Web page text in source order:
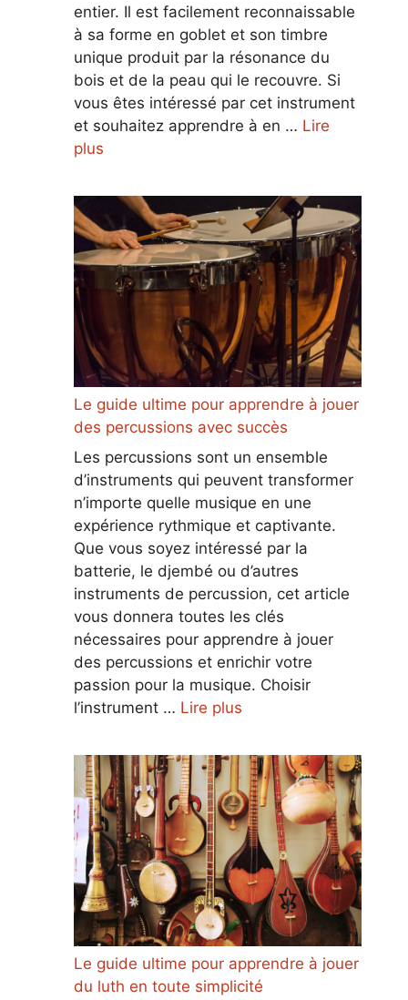
entier. Il est facilement reconnaissable
à sa forme en goblet et son timbre
unique produit par la résonance du
bois et de la peau qui le recouvre. Si
vous êtes intéressé par cet instrument
et souhaitez apprendre à en … Lire
plus
Le guide ultime pour apprendre à jouer
des percussions avec succès
Les percussions sont un ensemble
d’instruments qui peuvent transformer
n’importe quelle musique en une
expérience rythmique et captivante.
Que vous soyez intéressé par la
batterie, le djembé ou d’autres
instruments de percussion, cet article
vous donnera toutes les clés
nécessaires pour apprendre à jouer
des percussions et enrichir votre
passion pour la musique. Choisir
l’instrument … Lire plus
Le guide ultime pour apprendre à jouer
du luth en toute simplicité